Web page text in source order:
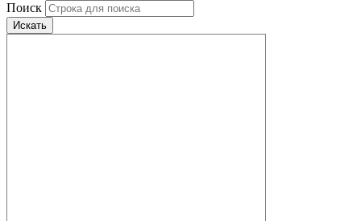
Поиск
Искать